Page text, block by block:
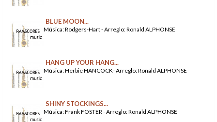
BLUE MOON...
Música: Rodgers-Hart - Arreglo: Ronald ALPHONSE
HANG UP YOUR HANG...
Música: Herbie HANCOCK- Arreglo: Ronald ALPHONSE
SHINY STOCKINGS...
Música: Frank FOSTER - Arreglo: Ronald ALPHONSE